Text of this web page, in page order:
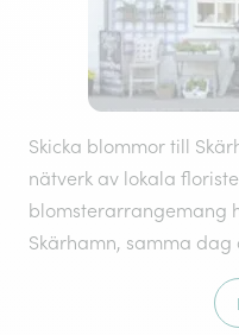
Skicka blommor till
nätverk av lokala
blomsterarrangemang
Skärhamn, samma